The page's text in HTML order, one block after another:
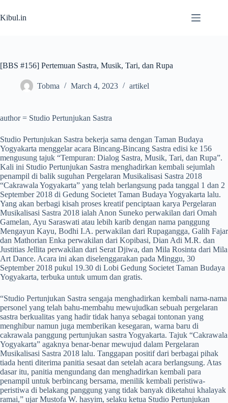
to
content
Kibul.in
[BBS #156] Pertemuan Sastra, Musik, Tari, dan Rupa
Tobma March 4, 2023 artikel
author = Studio Pertunjukan Sastra
Studio Pertunjukan Sastra bekerja sama dengan Taman Budaya
Yogyakarta menggelar acara Bincang-Bincang Sastra edisi ke 156
mengusung tajuk “Tempuran: Dialog Sastra, Musik, Tari, dan Rupa”.
Kali ini Studio Pertunjukan Sastra menghadirkan kembali sejumlah
penampil di balik suguhan Pergelaran Musikalisasi Sastra 2018
“Cakrawala Yogyakarta” yang telah berlangsung pada tanggal 1 dan 2
September 2018 di Gedung Societet Taman Budaya Yogyakarta lalu.
Yang akan berbagi kisah proses kreatif penciptaan karya Pergelaran
Musikalisasi Sastra 2018 ialah Anon Suneko perwakilan dari Omah
Gamelan, Ayu Saraswati atau lebih karib dengan nama panggung
Mengayun Kayu, Bodhi I.A. perwakilan dari Rupagangga, Galih Fajar
dan Mathorian Enka perwakilan dari Kopibasi, Dian Adi M.R. dan
Justitias Jellita perwakilan dari Serat Djiwa, dan Mila Rosinta dari Mila
Art Dance. Acara ini akan diselenggarakan pada Minggu, 30
September 2018 pukul 19.30 di Lobi Gedung Societet Taman Budaya
Yogyakarta, terbuka untuk umum dan gratis.
“Studio Pertunjukan Sastra sengaja menghadirkan kembali nama-nama
personel yang telah bahu-membahu mewujudkan sebuah pergelaran
sastra berkualitas yang hadir tidak hanya sebagai tontonan yang
menghibur namun juga memberikan kesegaran, warna baru di
cakrawala panggung pertunjukan sastra Yogyakarta. Tajuk “Cakrawala
Yogyakarta” agaknya benar-benar mewujud dalam Pergelaran
Musikalisasi Sastra 2018 lalu. Tanggapan positif dari berbagai pihak
tiada henti diterima panitia sesaat dan setelah acara berlangsung. Atas
dasar itu, panitia mengundang dan menghadirkan kembali para
penampil untuk berbincang bersama, menilik kembali peristiwa-
peristiwa di belakang panggung yang tidak banyak diketahui khalayak
ramai,” ujar Mustofa W. hasyim, selaku ketua Studio Pertunjukan